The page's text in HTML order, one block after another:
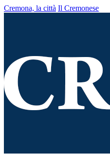
Cremona, la città Il Cremonese